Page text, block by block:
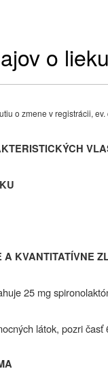
o lieku
o zmene v registrácii,
A KVANTITATÍVNE
25 mg
látok, pozri časť